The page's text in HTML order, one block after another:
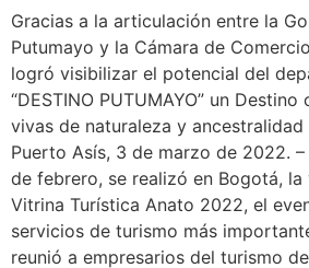
Gracias a la articulación entre la
Putumayo y la Cámara de
logró visibilizar el potencial del
“DESTINO PUTUMAYO” un
vivas de naturaleza y ancestralidad
Puerto Asís, 3 de marzo de 2022.
de febrero, se realizó en Bogotá, la
Vitrina Turística Anato 2022, el
servicios de turismo más
reunió a empresarios del turismo